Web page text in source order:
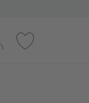
Log-in Merkliste